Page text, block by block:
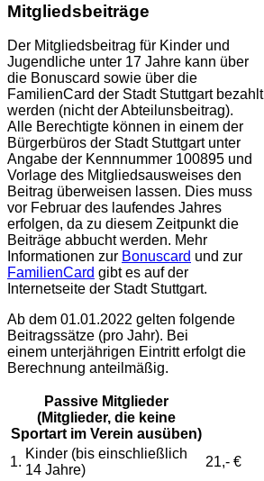
Mitgliedsbeiträge
Der Mitgliedsbeitrag für Kinder und
Jugendliche unter 17 Jahre kann über
die Bonuscard sowie über die
FamilienCard der Stadt Stuttgart bezahlt
werden (nicht der Abteilunsbeitrag).
Alle Berechtigte können in einem der
Bürgerbüros der Stadt Stuttgart unter
Angabe der Kennnummer 100895 und
Vorlage des Mitgliedsausweises den
Beitrag überweisen lassen. Dies muss
vor Februar des laufendes Jahres
erfolgen, da zu diesem Zeitpunkt die
Beiträge abbucht werden. Mehr
Informationen zur Bonuscard und zur
FamilienCard gibt es auf der
Internetseite der Stadt Stuttgart.
Ab dem 01.01.2022 gelten folgende
Beitragssätze (pro Jahr). Bei
einem unterjährigen Eintritt erfolgt die
Berechnung anteilmäßig.
Passive Mitglieder
(Mitglieder, die keine
Sportart im Verein ausüben)
1.
Kinder (bis einschließlich
14 Jahre)
21,- €